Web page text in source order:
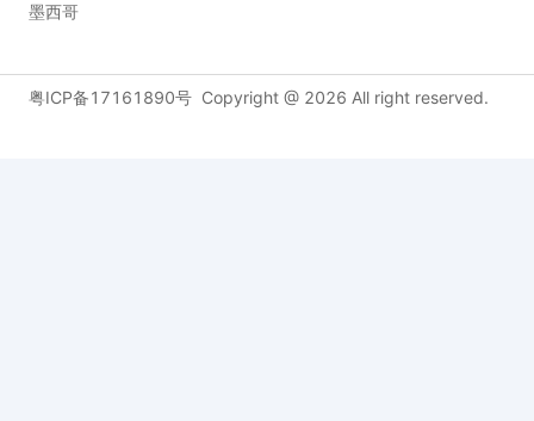
墨西哥
粤ICP备17161890号 Copyright @ 2026 All right reserved.